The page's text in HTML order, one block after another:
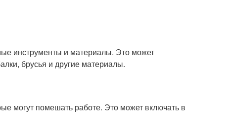
инструменты и материалы. Это может
брусья и другие материалы.
могут помешать работе. Это может включать в